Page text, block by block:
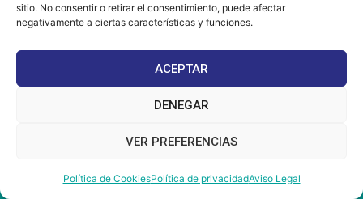
sitio. No consentir o retirar el consentimiento, puede afectar
negativamente a ciertas características y funciones.
ACEPTAR
DENEGAR
VER PREFERENCIAS
Política de CookiesPolítica de privacidadAviso Legal
667 457 908
info@mantonesdelsur.com
mantonesdelsur@gmail.com